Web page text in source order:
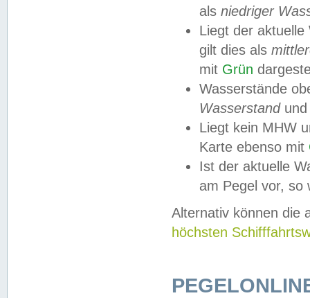
als niedriger
Liegt der
gilt dies als
mit Grün
Wasserstände
Wasserstandund
Liegt kein MHW
Karte ebenso mit
Ist der aktuelle
am Pegel vor,
Alternativ können die
höchsten